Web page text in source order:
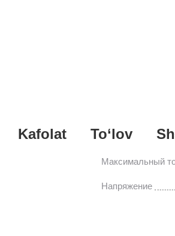
Kafolat To‘lov
Максимальный
Напряжение